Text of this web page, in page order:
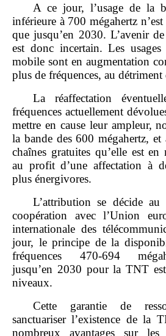
A ce jour, l’usage de la
inférieure à 700 mégahertz
que jusqu’en 2030. L’avenir
est donc incertain. Les
mobile sont en augmentation
plus de fréquences, au
La réaffectation
fréquences actuellement
mettre en cause leur ampleur,
la bande des 600 mégahertz,
chaînes gratuites qu’elle est en
au profit d’une affectation à
plus énergivores.
L’attribution se décide
coopération avec l’Union
internationale des
jour, le principe de la
fréquences 470‑694
jusqu’en 2030 pour la TNT
niveaux.
Cette garantie de
sanctuariser l’existence de la
nombreux avantages sur